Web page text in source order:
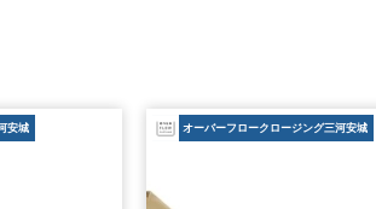
安城 オーバーフロークロージング三河安城